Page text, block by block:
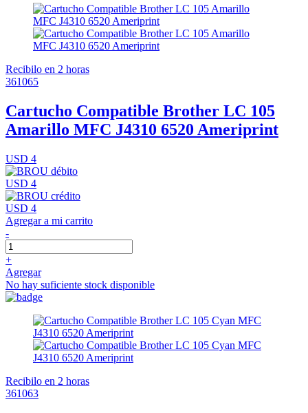
Recibilo en 2 horas
361065
Cartucho Compatible Brother LC 105
Amarillo MFC J4310 6520 Ameriprint
USD 4
USD 4
USD 4
Agregar a mi carrito
-
+
Agregar
No hay suficiente stock disponible
Recibilo en 2 horas
361063